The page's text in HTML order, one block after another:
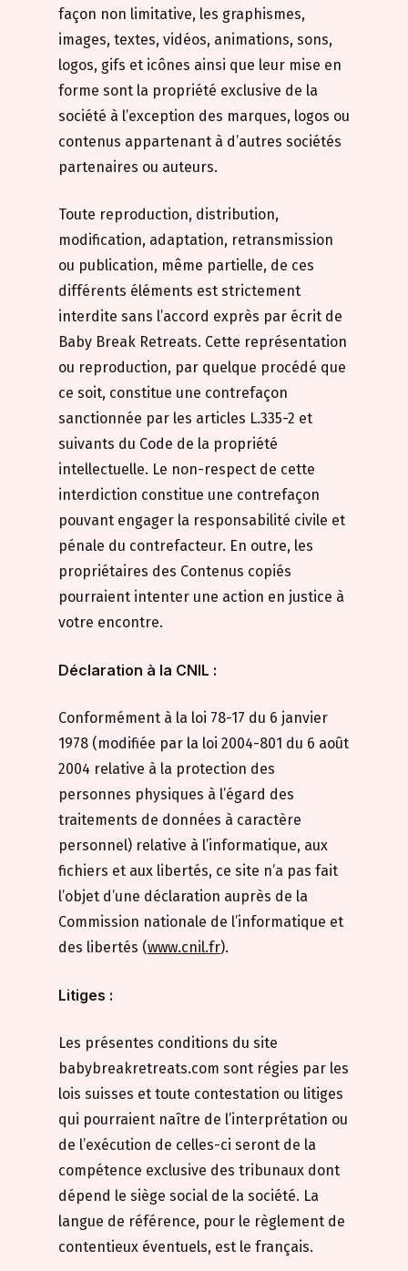
façon non limitative, les graphismes,
images, textes, vidéos, animations, sons,
logos, gifs et icônes ainsi que leur mise en
forme sont la propriété exclusive de la
société à l’exception des marques, logos ou
contenus appartenant à d’autres sociétés
partenaires ou auteurs.
Toute reproduction, distribution,
modification, adaptation, retransmission
ou publication, même partielle, de ces
différents éléments est strictement
interdite sans l’accord exprès par écrit de
Baby Break Retreats. Cette représentation
ou reproduction, par quelque procédé que
ce soit, constitue une contrefaçon
sanctionnée par les articles L.335-2 et
suivants du Code de la propriété
intellectuelle. Le non-respect de cette
interdiction constitue une contrefaçon
pouvant engager la responsabilité civile et
pénale du contrefacteur. En outre, les
propriétaires des Contenus copiés
pourraient intenter une action en justice à
votre encontre.
Déclaration à la CNIL :
Conformément à la loi 78-17 du 6 janvier
1978 (modifiée par la loi 2004-801 du 6 août
2004 relative à la protection des
personnes physiques à l’égard des
traitements de données à caractère
personnel) relative à l’informatique, aux
fichiers et aux libertés, ce site n’a pas fait
l’objet d’une déclaration auprès de la
Commission nationale de l’informatique et
des libertés (www.cnil.fr).
Litiges :
Les présentes conditions du site
babybreakretreats.com sont régies par les
lois suisses et toute contestation ou litiges
qui pourraient naître de l’interprétation ou
de l’exécution de celles-ci seront de la
compétence exclusive des tribunaux dont
dépend le siège social de la société. La
langue de référence, pour le règlement de
contentieux éventuels, est le français.